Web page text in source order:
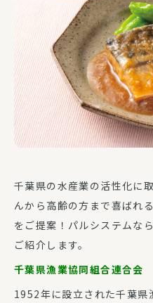
千葉県の水産業の活性化に
んから高齢の方まで喜ばれ
をご提案！パルシステムな
ご紹介します。
千葉県漁業協同組合連合会
1952年に設立された千葉県